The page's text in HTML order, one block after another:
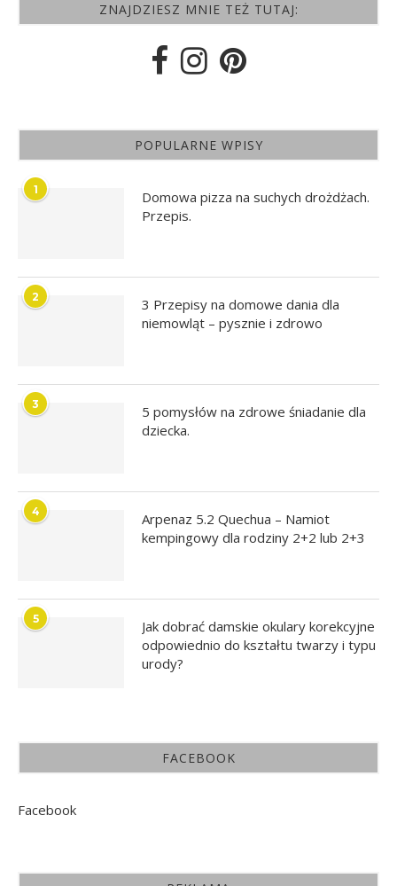
ZNAJDZIESZ MNIE TEŻ TUTAJ:
POPULARNE WPISY
1
Domowa pizza na suchych drożdżach.
Przepis.
2
3 Przepisy na domowe dania dla
niemowląt – pysznie i zdrowo
3
5 pomysłów na zdrowe śniadanie dla
dziecka.
4
Arpenaz 5.2 Quechua – Namiot
kempingowy dla rodziny 2+2 lub 2+3
5
Jak dobrać damskie okulary korekcyjne
odpowiednio do kształtu twarzy i typu
urody?
FACEBOOK
Facebook